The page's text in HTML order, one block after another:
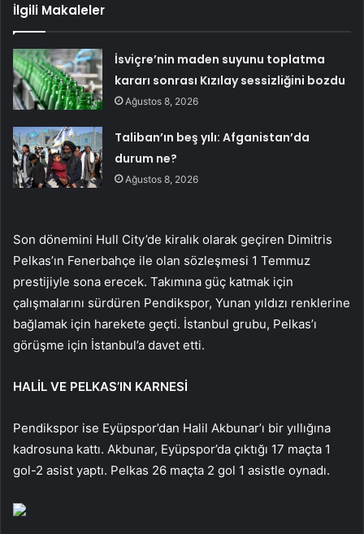
İlgili Makaleler
İsviçre’nin maden suyunu toplatma
kararı sonrası Kızılay sessizliğini bozdu
Ağustos 8, 2026
Taliban’ın beş yılı: Afganistan’da
durum ne?
Ağustos 8, 2026
Son dönemini Hull City’de kiralık olarak geçiren Dimitris
Pelkas’ın Fenerbahçe ile olan sözleşmesi 1 Temmuz
prestijiyle sona erecek. Takımına güç katmak için
çalışmalarını sürdüren Pendikspor, Yunan yıldızı renklerine
bağlamak için harekete geçti. İstanbul grubu, Pelkas’ı
görüşme için İstanbul’a davet etti.
HALİL VE PELKAS’IN KARNESİ
Pendikspor ise Eyüpspor’dan Halil Akbunar’ı bir yıllığına
kadrosuna kattı. Akbunar, Eyüpspor’da çıktığı 17 maçta 1
gol-2 asist yaptı. Pelkas 26 maçta 2 gol 1 asistle oynadı.